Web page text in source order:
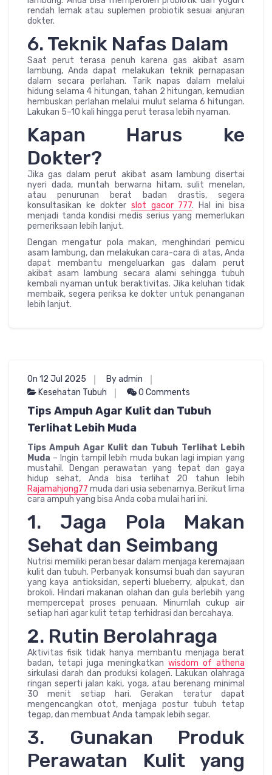
rendah lemak atau suplemen probiotik sesuai anjuran
dokter.
6. Teknik Nafas Dalam
Saat perut terasa penuh karena gas akibat asam
lambung, Anda dapat melakukan teknik pernapasan
dalam secara perlahan. Tarik napas dalam melalui
hidung selama 4 hitungan, tahan 2 hitungan, kemudian
hembuskan perlahan melalui mulut selama 6 hitungan.
Lakukan 5–10 kali hingga perut terasa lebih nyaman.
Kapan Harus ke
Dokter?
Jika gas dalam perut akibat asam lambung disertai
nyeri dada, muntah berwarna hitam, sulit menelan,
atau penurunan berat badan drastis, segera
konsultasikan ke dokter slot gacor 777. Hal ini bisa
menjadi tanda kondisi medis serius yang memerlukan
pemeriksaan lebih lanjut.
Dengan mengatur pola makan, menghindari pemicu
asam lambung, dan melakukan cara-cara di atas, Anda
dapat membantu mengeluarkan gas dalam perut
akibat asam lambung secara alami sehingga tubuh
kembali nyaman untuk beraktivitas. Jika keluhan tidak
membaik, segera periksa ke dokter untuk penanganan
lebih lanjut.
On 12 Jul 2025
By admin
Kesehatan Tubuh
0 Comments
Tips Ampuh Agar Kulit dan Tubuh
Terlihat Lebih Muda
Tips Ampuh Agar Kulit dan Tubuh Terlihat Lebih
Muda – Ingin tampil lebih muda bukan lagi impian yang
mustahil. Dengan perawatan yang tepat dan gaya
hidup sehat, Anda bisa terlihat 20 tahun lebih
Rajamahjong77 muda dari usia sebenarnya. Berikut lima
cara ampuh yang bisa Anda coba mulai hari ini.
1. Jaga Pola Makan
Sehat dan Seimbang
Nutrisi memiliki peran besar dalam menjaga keremajaan
kulit dan tubuh. Perbanyak konsumsi buah dan sayuran
yang kaya antioksidan, seperti blueberry, alpukat, dan
brokoli. Hindari makanan olahan dan gula berlebih yang
mempercepat proses penuaan. Minumlah cukup air
setiap hari agar kulit tetap terhidrasi dan bercahaya.
2. Rutin Berolahraga
Aktivitas fisik tidak hanya membantu menjaga berat
badan, tetapi juga meningkatkan wisdom of athena
sirkulasi darah dan produksi kolagen. Lakukan olahraga
ringan seperti jalan kaki, yoga, atau berenang minimal
30 menit setiap hari. Gerakan teratur dapat
mengencangkan otot, menjaga postur tubuh tetap
tegap, dan membuat Anda tampak lebih segar.
3. Gunakan Produk
Perawatan Kulit yang